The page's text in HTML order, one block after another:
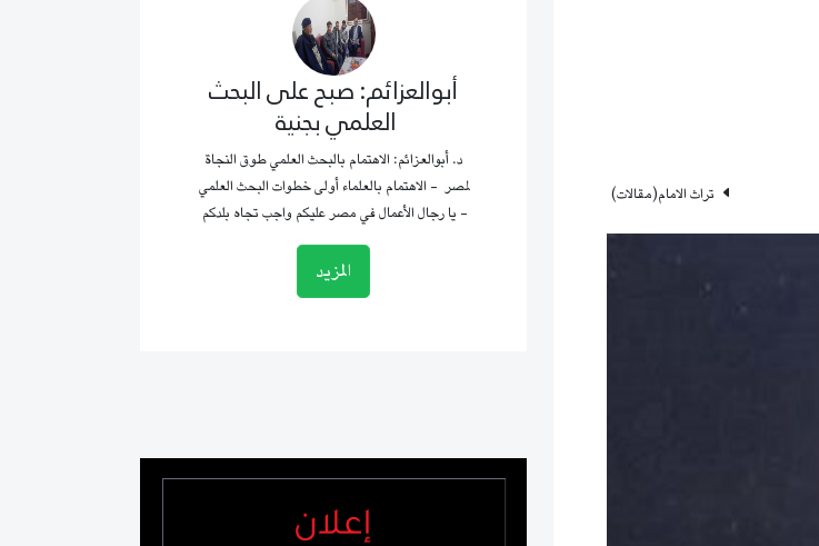
تراث الامام(مقالات)
أبوالعزائم: صبح على البحث
العلمي بجنية
د. أبوالعزائم: الاهتمام بالبحث العلمي طوق النجاة
لمصر - الاهتمام بالعلماء أولى خطوات البحث العلمي
- يا رجال الأعمال في مصر عليكم واجب تجاه بلدكم
المزيد